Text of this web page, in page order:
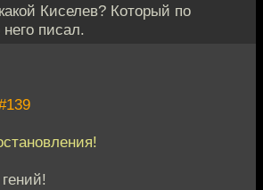
Киселев? Который по
писал.